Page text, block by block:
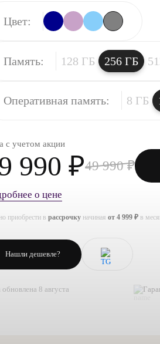
Цвет:
Память: 128 ГБ 256 ГБ
Оперативная память: 8 ГБ
с учетом акции
990 ₽49 990 ₽
о цене
приобрести в рассрочку начиная от 4 999 ₽ в
Нашли дешевле?
8 августа